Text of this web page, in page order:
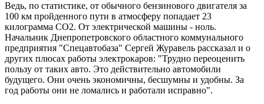
Ведь, по статистике, от обычного бензинового двигателя за
100 км пройденного пути в атмосферу попадает 23
килограмма СО2. От электрической машины - ноль.
Начальник Днепропетровского областного коммунального
предприятия "Спецавтобаза" Сергей Журавель рассказал и о
других плюсах работы электрокаров: "Трудно переоценить
пользу от таких авто. Это действительно автомобили
будущего. Они очень экономичны, бесшумны и удобны. За
год работы они не ломались и работали исправно".